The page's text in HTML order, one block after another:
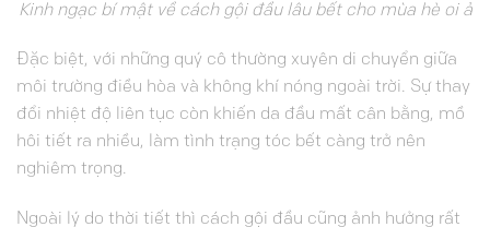
Kinh ngạc bí mật về cách gội đầu lâu bết cho mùa hè oi ả
Đặc biệt, với những quý cô thường xuyên di chuyển giữa
môi trường điều hòa và không khí nóng ngoài trời. Sự thay
đổi nhiệt độ liên tục còn khiến da đầu mất cân bằng, mồ
hôi tiết ra nhiều, làm tình trạng tóc bết càng trở nên
nghiêm trọng.
Ngoài lý do thời tiết thì cách gội đầu cũng ảnh hưởng rất